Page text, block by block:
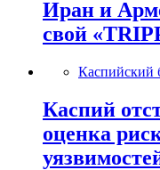
Иран и
свой
Каспийский
Каспий
оценка